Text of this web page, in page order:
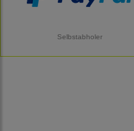
Selbstabholer